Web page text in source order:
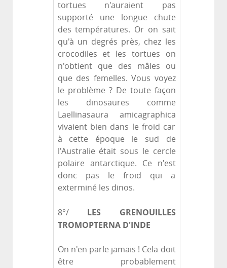
tortues n'auraient pas
supporté une longue chute
des températures. Or on sait
qu'à un degrés près, chez les
crocodiles et les tortues on
n'obtient que des mâles ou
que des femelles. Vous voyez
le problème ? De toute façon
les dinosaures comme
Laellinasaura amicagraphica
vivaient bien dans le froid car
à cette époque le sud de
l'Australie était sous le cercle
polaire antarctique. Ce n'est
donc pas le froid qui a
exterminé les dinos.
8°/ LES GRENOUILLES
TROMOPTERNA D'INDE
On n'en parle jamais ! Cela doit
être probablement